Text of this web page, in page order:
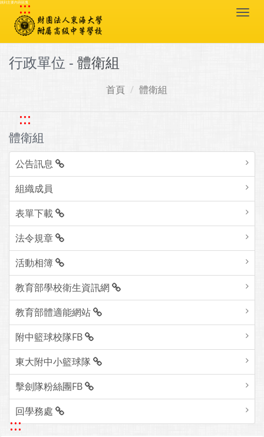
跳到主要內容區塊
:::
行政單位 - 體衛組
首頁 體衛組
:::
體衛組
公告訊息
組織成員
表單下載
法令規章
活動相簿
教育部學校衛生資訊網
教育部體適能網站
附中籃球校隊FB
東大附中小籃球隊
擊劍隊粉絲團FB
回學務處
:::